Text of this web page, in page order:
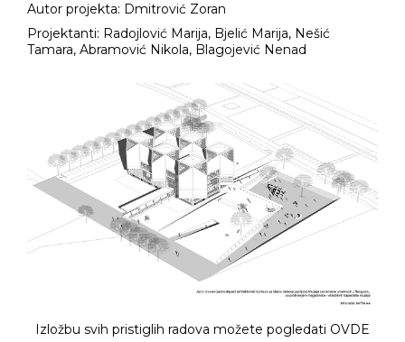
Autor projekta: Dmitrović Zoran
Projektanti: Radojlović Marija, Bjelić Marija, Nešić
Tamara, Abramović Nikola, Blagojević Nenad
Izložbu svih pristiglih radova možete pogledati OVDE